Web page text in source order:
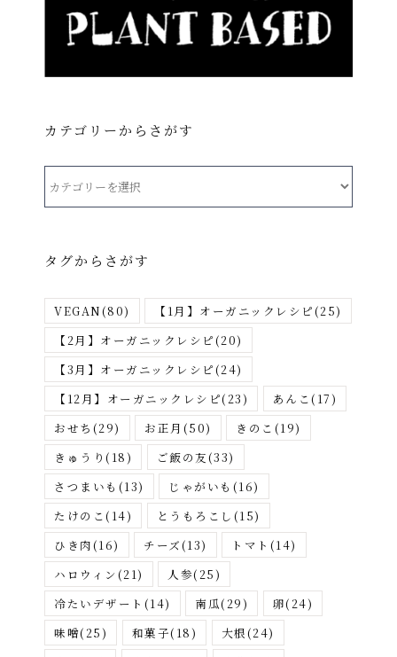
カテゴリーからさがす
ー
ら
が
す
タグからさがす
VEGAN(80) 【1月】オーガニックレシピ(25)
【2月】オーガニックレシピ(20)
【3月】オーガニックレシピ(24)
【12月】オーガニックレシピ(23) あんこ(17)
おせち (29) お正月 (50) きのこ (19)
きゅうり (18) ご飯の友(33)
さつまいも (13) じゃがいも (16)
たけのこ(14) とうもろこし (15)
ひき肉(16) チーズ(13) トマト (14)
ハロウィン(21) 人参(25)
冷たいデザート (14) 南瓜(29) 卵(24)
味噌(25) 和菓子(18) 大根(24)